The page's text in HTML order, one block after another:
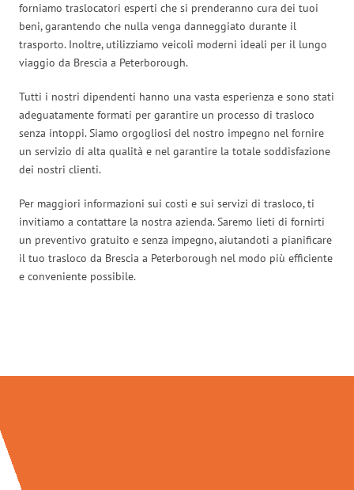
forniamo traslocatori esperti che si prenderanno cura dei tuoi
beni, garantendo che nulla venga danneggiato durante il
trasporto. Inoltre, utilizziamo veicoli moderni ideali per il lungo
viaggio da Brescia a Peterborough.
Tutti i nostri dipendenti hanno una vasta esperienza e sono stati
adeguatamente formati per garantire un processo di trasloco
senza intoppi. Siamo orgogliosi del nostro impegno nel fornire
un servizio di alta qualità e nel garantire la totale soddisfazione
dei nostri clienti.
Per maggiori informazioni sui costi e sui servizi di trasloco, ti
invitiamo a contattare la nostra azienda. Saremo lieti di fornirti
un preventivo gratuito e senza impegno, aiutandoti a pianificare
il tuo trasloco da Brescia a Peterborough nel modo più efficiente
e conveniente possibile.